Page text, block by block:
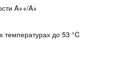
A++/A+
до 53 °C